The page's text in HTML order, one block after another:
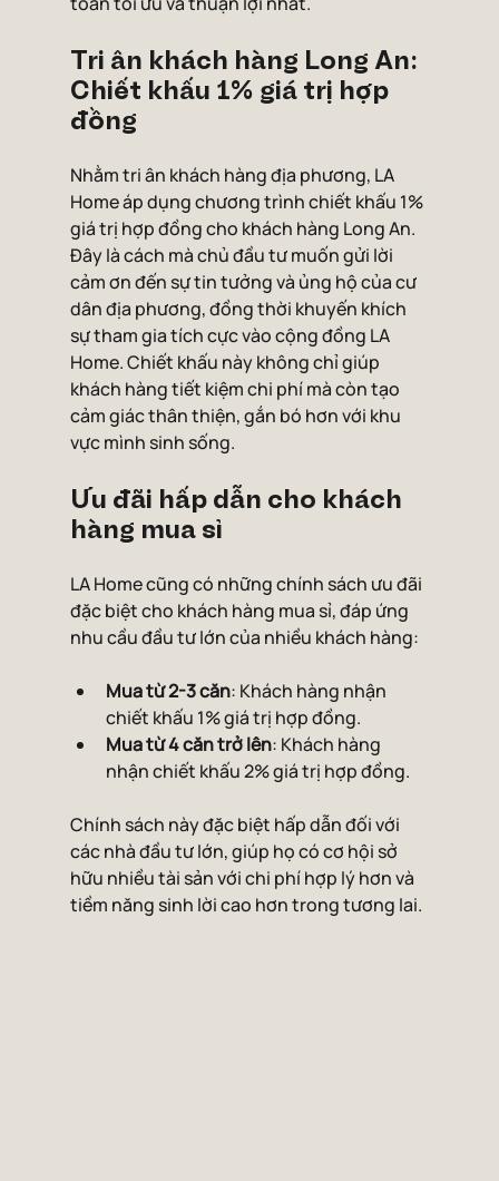
Tri ân khách hàng Long An:
Chiết khấu 1% giá trị hợp
đồng
Nhằm tri ân khách hàng địa phương, LA
Home áp dụng chương trình chiết khấu 1%
giá trị hợp đồng cho khách hàng Long An.
Đây là cách mà chủ đầu tư muốn gửi lời
cảm ơn đến sự tin tưởng và ủng hộ của cư
dân địa phương, đồng thời khuyến khích
sự tham gia tích cực vào cộng đồng LA
Home. Chiết khấu này không chỉ giúp
khách hàng tiết kiệm chi phí mà còn tạo
cảm giác thân thiện, gắn bó hơn với khu
vực mình sinh sống.
Ưu đãi hấp dẫn cho khách
hàng mua sỉ
LA Home cũng có những chính sách ưu đãi
đặc biệt cho khách hàng mua sỉ, đáp ứng
nhu cầu đầu tư lớn của nhiều khách hàng:
Mua từ 2-3 căn: Khách hàng nhận
chiết khấu 1% giá trị hợp đồng.
Mua từ 4 căn trở lên: Khách hàng
nhận chiết khấu 2% giá trị hợp đồng.
Chính sách này đặc biệt hấp dẫn đối với
các nhà đầu tư lớn, giúp họ có cơ hội sở
hữu nhiều tài sản với chi phí hợp lý hơn và
tiềm năng sinh lời cao hơn trong tương lai.